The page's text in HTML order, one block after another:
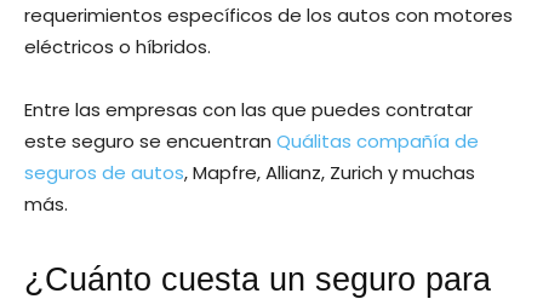
requerimientos específicos de los autos con motores
eléctricos o híbridos.
Entre las empresas con las que puedes contratar
este seguro se encuentran Quálitas compañía de
seguros de autos, Mapfre, Allianz, Zurich y muchas
más.
¿Cuánto cuesta un seguro para